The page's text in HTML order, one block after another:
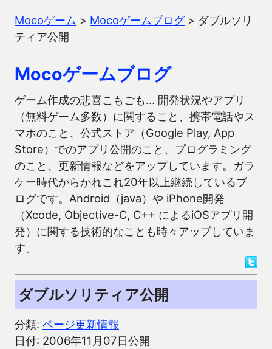
Mocoゲーム > Mocoゲームブログ> ダブルソリ
ティア公開
Mocoゲームブログ
ゲーム作成の悲喜こもごも… 開発状況やアプリ
（無料ゲーム多数）に関すること、携帯電話やス
マホのこと、公式ストア（Google Play, App
Store）でのアプリ公開のこと、プログラミング
のこと、更新情報などをアップしています。ガラ
ケー時代からかれこれ20年以上継続しているブ
ログです。Android（java）や iPhone開発
（Xcode, Objective-C, C++ によるiOSアプリ開
発）に関する技術的なことも時々アップしていま
す。
ダブルソリティア公開
分類: ページ更新情報
日付: 2006年11月07日公開